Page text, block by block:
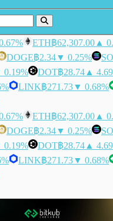
ETH฿62,307.00 ▲
DOGE฿2.34▼ 0.25%
0.19% DOT฿28.74 ▲
LINK฿271.73▼ 0.68%
ETH฿62,307.00 ▲
DOGE฿2.34▼ 0.25%
0.19% DOT฿28.74 ▲
LINK฿271.73▼ 0.68%